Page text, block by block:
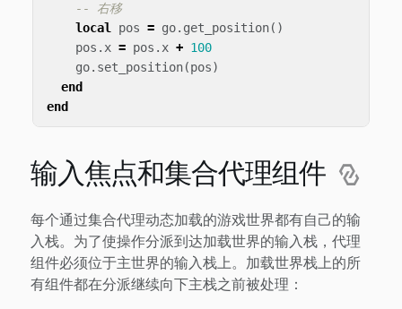
-- 右移
local
pos = go. get_position()
pos . x = pos . x + 100
go. set_position(pos)
end
end
输入焦点和集合代理组件
每个通过集合代理动态加载的游戏世界都有自己的输
入栈。为了使操作分派到达加载世界的输入栈，代理
组件必须位于主世界的输入栈上。加载世界栈上的所
有组件都在分派继续向下主栈之前被处理：